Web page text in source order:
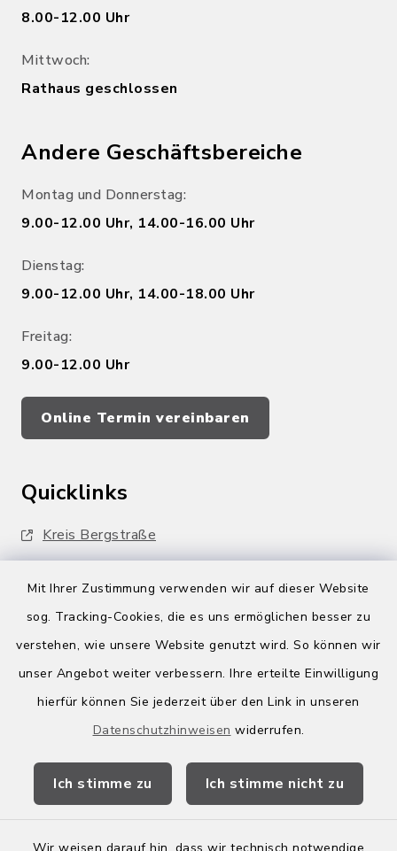
Mit Ihrer Zustimmung verwenden wir auf dieser Website
sog. Tracking-Cookies, die es uns ermöglichen besser zu
verstehen, wie unsere Website genutzt wird. So können wir
unser Angebot weiter verbessern. Ihre erteilte Einwilligung
hierfür können Sie jederzeit über den Link in unseren
Datenschutzhinweisen widerrufen.
Ich stimme zu Ich stimme nicht zu
8.00-12.00 Uhr
Mittwoch:
Rathaus geschlossen
Andere Geschäftsbereiche
Montag und Donnerstag:
9.00-12.00 Uhr, 14.00-16.00 Uhr
Dienstag:
9.00-12.00 Uhr, 14.00-18.00 Uhr
Freitag:
9.00-12.00 Uhr
Online Termin vereinbaren
Quicklinks
Kreis Bergstraße
Stellenbörse Birkenau
Barrierefreiheit